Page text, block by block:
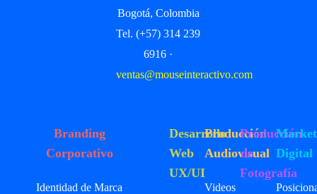
Bogotá, Colombia
Tel. (+57) 314 239
6916 ·
ventas@mouseinteractivo.com
Branding
Corporativo
Identidad de Marca
Desarrollo
Web
UX/UI
Producción
Audiovisual
Videos
Producción
de
Fotografía
Digital